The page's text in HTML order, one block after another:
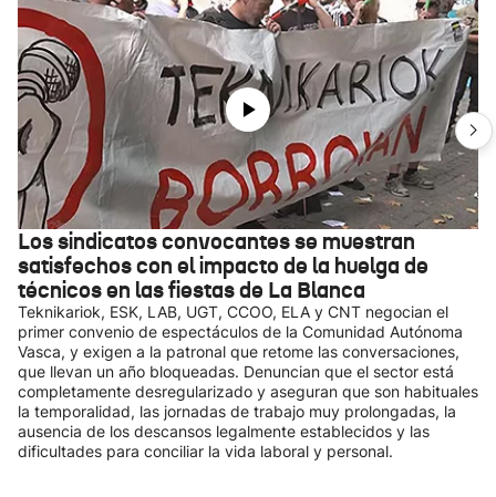
Los sindicatos convocantes se muestran
satisfechos con el impacto de la huelga de
técnicos en las fiestas de La Blanca
Teknikariok, ESK, LAB, UGT, CCOO, ELA y CNT negocian el
primer convenio de espectáculos de la Comunidad Autónoma
Vasca, y exigen a la patronal que retome las conversaciones,
que llevan un año bloqueadas. Denuncian que el sector está
completamente desregularizado y aseguran que son habituales
la temporalidad, las jornadas de trabajo muy prolongadas, la
ausencia de los descansos legalmente establecidos y las
dificultades para conciliar la vida laboral y personal.